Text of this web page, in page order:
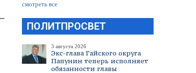
смотреть все
ПОЛИТПРОСВЕТ
3 августа 2026
Экс-глава Гайского округа
Папунин теперь исполняет
обязанности главы